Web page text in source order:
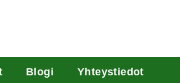
Blogi Yhteystiedot